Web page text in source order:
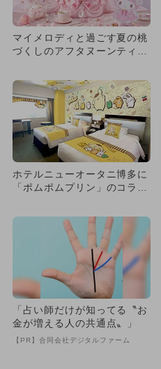
マイメロディと過ごす夏の桃
づくしのアフタヌーンティー
ホテルニューオータニ博多に
「ポムポムプリン」のコラボ
「占い師だけが知ってる〝お
金が増える人の共通点〟」
【PR】合同会社デジタルファーム